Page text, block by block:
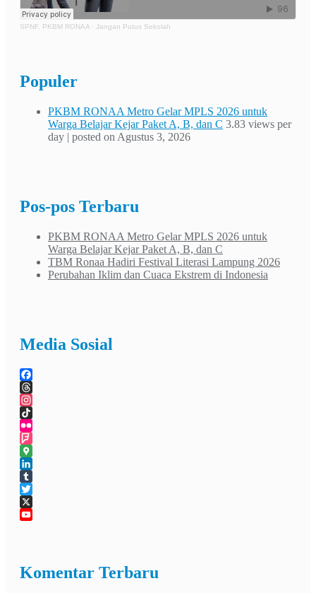
SPNF. PKBM RONAA · Jangan Putus Sekolah
Populer
PKBM RONAA Metro Gelar MPLS 2026 untuk
Warga Belajar Kejar Paket A, B, dan C 3.83 views per
day | posted on Agustus 3, 2026
Pos-pos Terbaru
PKBM RONAA Metro Gelar MPLS 2026 untuk
Warga Belajar Kejar Paket A, B, dan C
TBM Ronaa Hadiri Festival Literasi Lampung 2026
Perubahan Iklim dan Cuaca Ekstrem di Indonesia
Media Sosial
Facebook
Threads
Instagram
TikTok
Flickr
Foursquare
Google
Maps
LinkedIn
Tumblr
Twitter
X
Komentar Terbaru